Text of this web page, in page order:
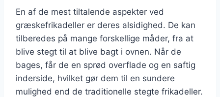
En af de mest tiltalende aspekter ved
græskefrikadeller er deres alsidighed. De kan
tilberedes på mange forskellige måder, fra at
blive stegt til at blive bagt i ovnen. Når de
bages, får de en sprød overflade og en saftig
inderside, hvilket gør dem til en sundere
mulighed end de traditionelle stegte frikadeller.